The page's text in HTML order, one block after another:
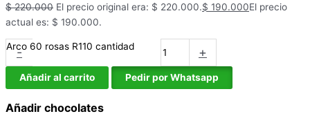
$220.000 El precio original era: $ 220.000.$ 190.000El precio
actual es: $ 190.000.
-
Arco 60 rosas R110 cantidad +
Añadir al carrito Pedir por Whatsapp
Añadir chocolates